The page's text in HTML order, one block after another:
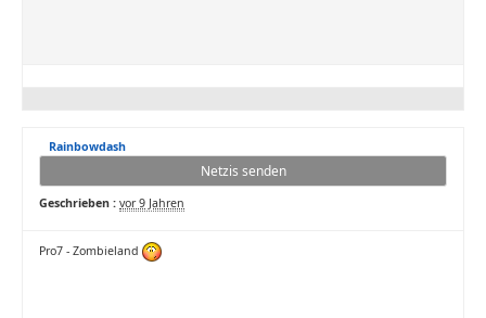
Rainbowdash
Netzis senden
Geschrieben : vor 9 Jahren
Pro7 - Zombieland